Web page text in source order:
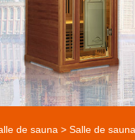
de sauna >Salle de